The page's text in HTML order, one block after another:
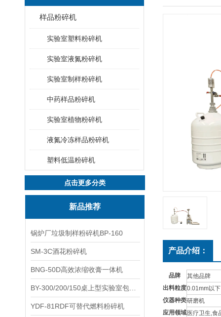
样品粉碎机
实验室塑料粉碎机
实验室液氮粉碎机
实验室制样粉碎机
中药样品粉碎机
实验室植物粉碎机
液氮冷冻样品粉碎机
塑料低温粉碎机
点击更多分类
新品推荐
锅炉厂垃圾制样粉碎机BP-160
SM-3C酒花粉碎机
BNG-50D高效浓缩收膏一体机
YDF-81RDF可替代燃料粉碎机
产品介绍：
品牌
其他品牌
出料粒度0.01mm以下
仪器种类研磨机
应用领域 医疗卫生,食